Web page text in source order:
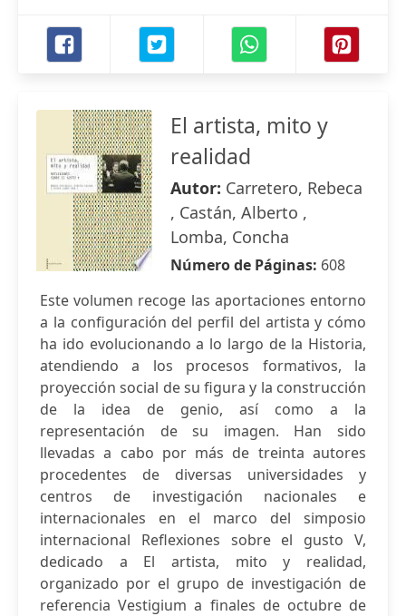
El artista, mito y
realidad
Autor: Carretero, Rebeca
, Castán, Alberto ,
Lomba, Concha
Número de Páginas: 608
Este volumen recoge las aportaciones entorno
a la configuración del perfil del artista y cómo
ha ido evolucionando a lo largo de la Historia,
atendiendo a los procesos formativos, la
proyección social de su figura y la construcción
de la idea de genio, así como a la
representación de su imagen. Han sido
llevadas a cabo por más de treinta autores
procedentes de diversas universidades y
centros de investigación nacionales e
internacionales en el marco del simposio
internacional Reflexiones sobre el gusto V,
dedicado a El artista, mito y realidad,
organizado por el grupo de investigación de
referencia Vestigium a finales de octubre de